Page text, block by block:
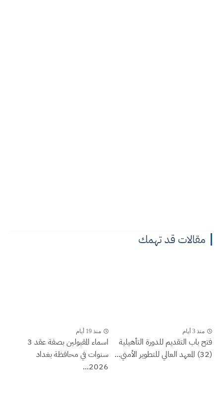
مقالات قد تهمك
منذ 3 أيام
فتح باب التقديم للدورة التأهيلية
(32) المعهد العالي للتطوير الأمني...
منذ 19 أيام
اسماء المقبولين بصفة عقد 3
سنوات في محافظة بغداد
2026...